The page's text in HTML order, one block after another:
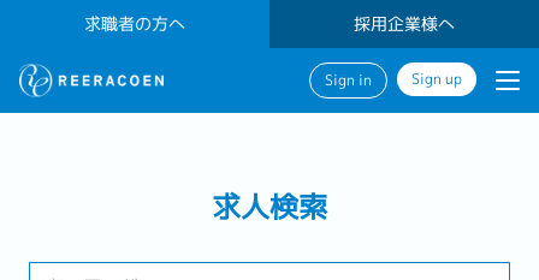
求職者の方へ 採用企業様へ
Sign in Sign up
求人検索